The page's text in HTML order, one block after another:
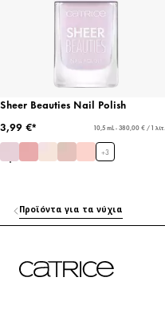
Sheer Beauties Nail Polish
3,99 €*
10,5 mL - 380,00 € / 1 λίτ.
+3
Προϊόντα για τα νύχια